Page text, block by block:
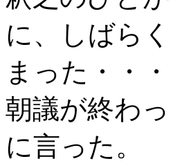
に、しばら
まった・・・
朝議が終わ
に言った。